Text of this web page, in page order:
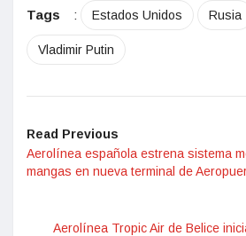
Tags : Estados Unidos Rusia
Vladimir Putin
Read Previous
Aerolínea española estrena sistema
mangas en nueva terminal de
Aerolínea Tropic Air de Belice